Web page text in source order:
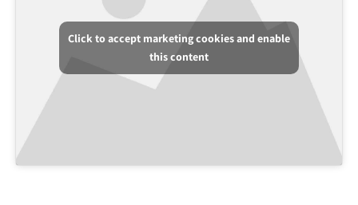
Click to accept marketing cookies and enable
this content